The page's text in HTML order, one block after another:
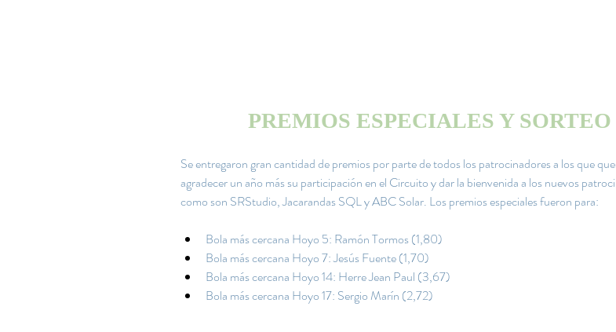
PREMIOS ESPECIALES Y SORTEO
Se entregaron gran cantidad de premios por parte de todos los patrocinadores a los que
agradecer un año más su participación en el Circuito y dar la bienvenida a los nuevos
como son SRStudio, Jacarandas SQL y ABC Solar. Los premios especiales fueron para:
Bola más cercana Hoyo 5: Ramón Tormos (1,80)
Bola más cercana Hoyo 7: Jesús Fuente (1,70)
Bola más cercana Hoyo 14: Herre Jean Paul (3,67)
Bola más cercana Hoyo 17: Sergio Marín (2,72)